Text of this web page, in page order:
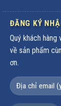
ĐĂNG KÝ
Quý khách
về sản phẩm
ơn.